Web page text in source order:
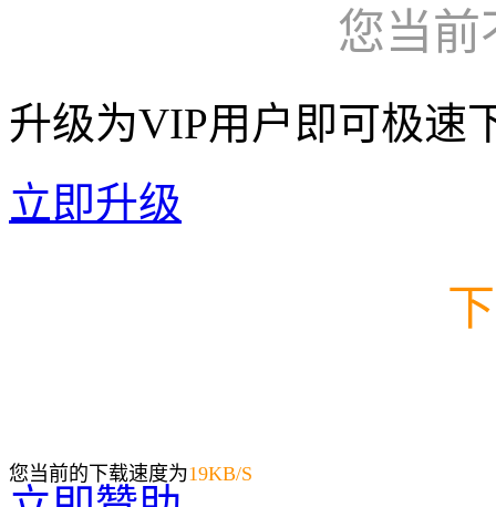
您当前
升级为VIP用户即可极速
立即升级
您当前的下载速度为19KB/S